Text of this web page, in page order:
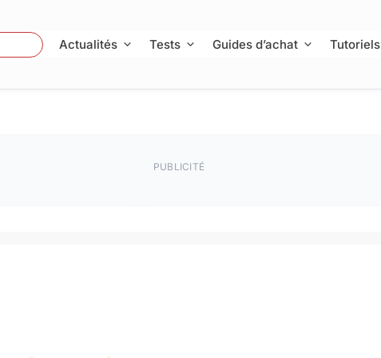
Actualités Tests Guides d’achat Tutoriels
PUBLICITÉ